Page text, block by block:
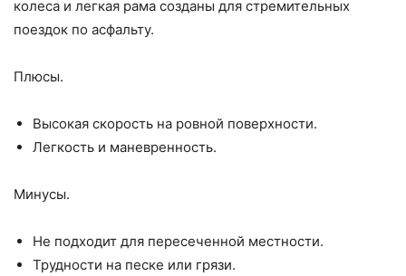
колеса и легкая рама созданы для стремительных
поездок по асфальту.
Плюсы.
Высокая скорость на ровной поверхности.
Легкость и маневренность.
Минусы.
Не подходит для пересеченной местности.
Трудности на песке или грязи.